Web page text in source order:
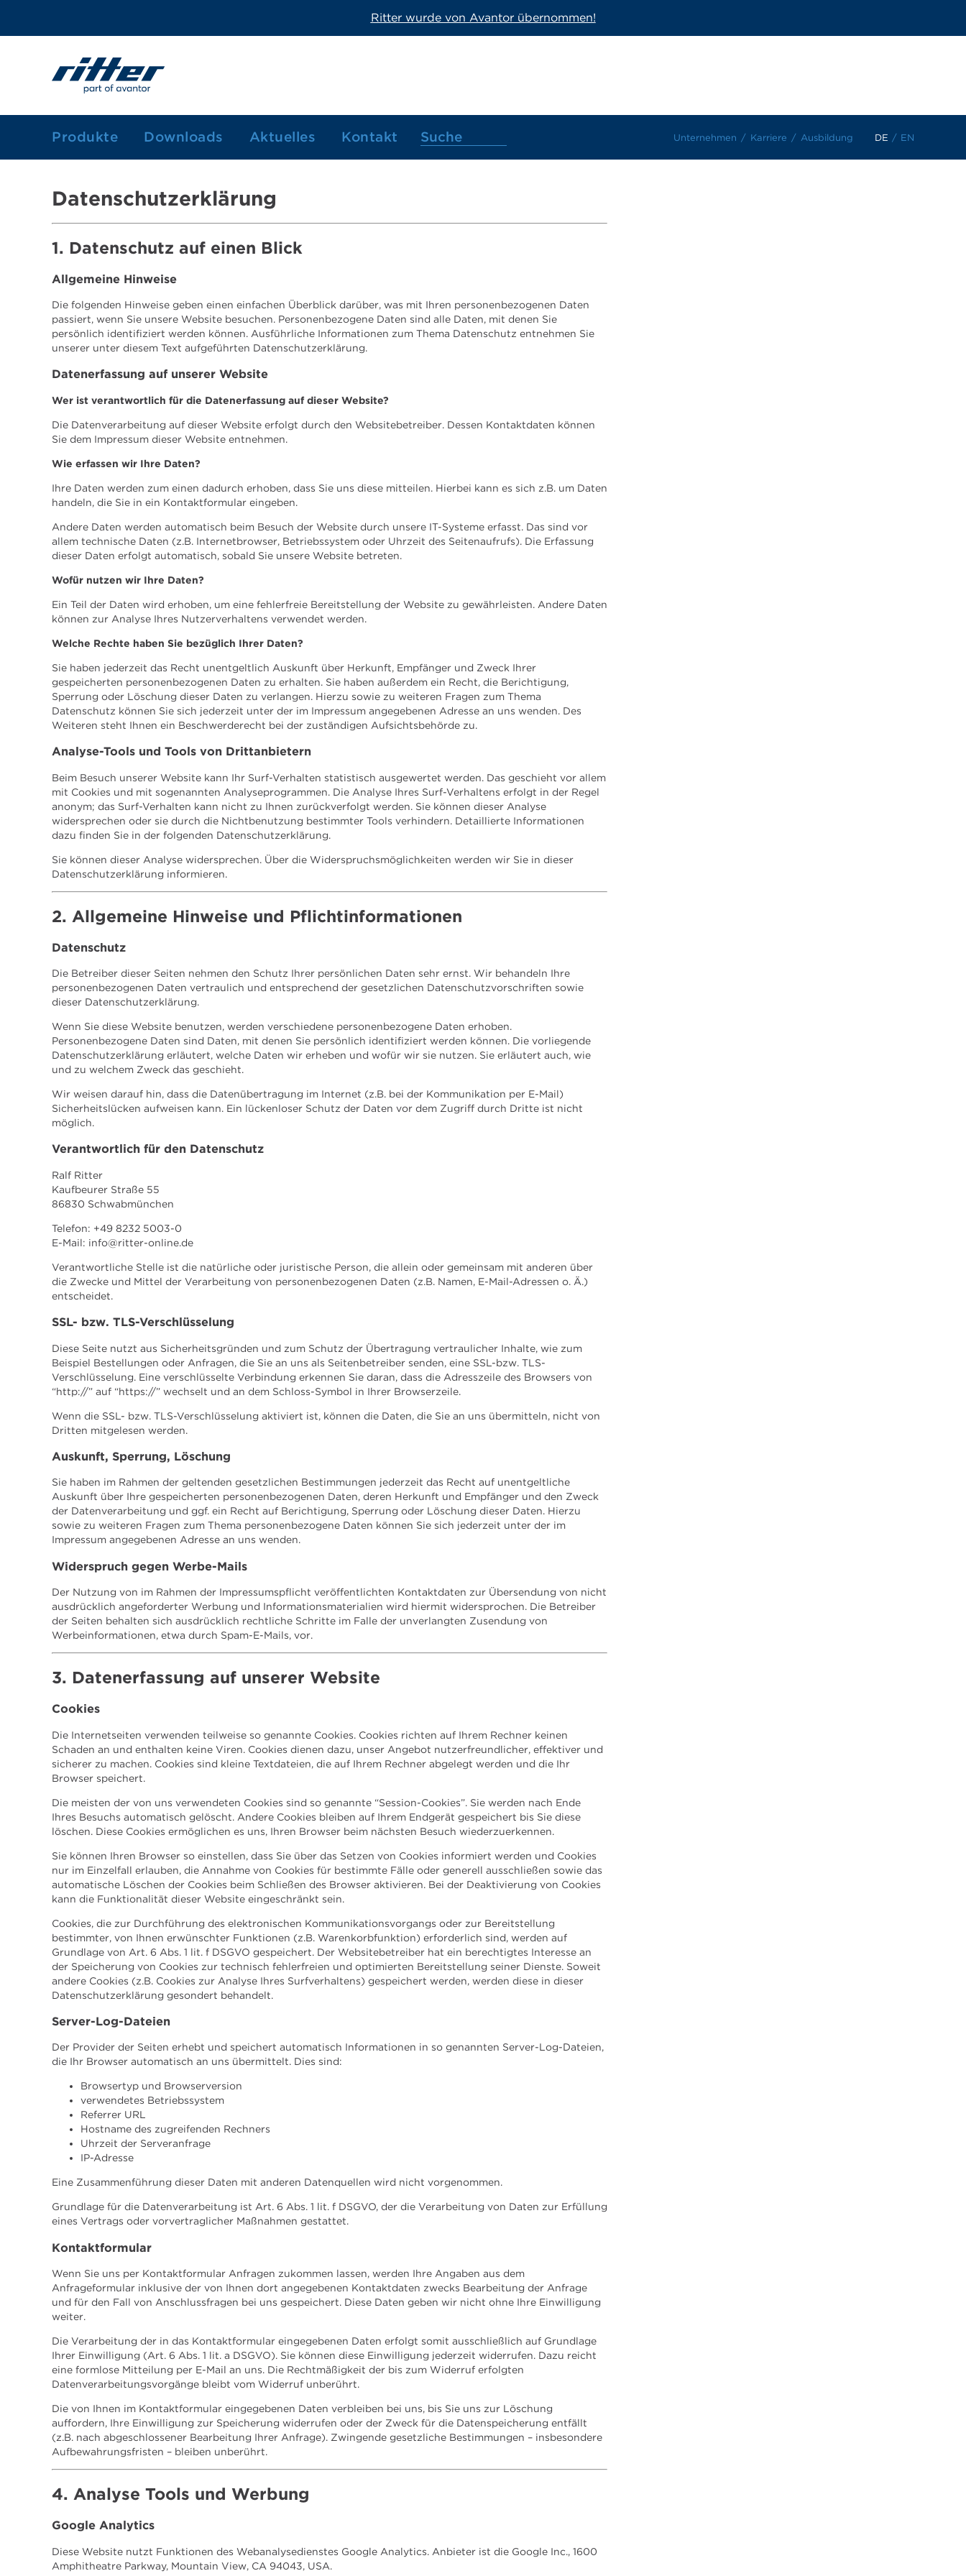
Ritter wurde von Avantor übernommen!
Produkte
2-Komponenten Kartuschen
Farbkartuschen
Fettkartusche
Downloads Aktuelles Kontakt DE / EN
Unternehmen Karriere Ausbildung
Datenschutzerklärung
1. Datenschutz auf einen Blick
Allgemeine Hinweise
Die folgenden Hinweise geben einen einfachen Überblick darüber, was mit Ihren personenbezogenen Daten
passiert, wenn Sie unsere Website besuchen. Personenbezogene Daten sind alle Daten, mit denen Sie
persönlich identifiziert werden können. Ausführliche Informationen zum Thema Datenschutz entnehmen Sie
unserer unter diesem Text aufgeführten Datenschutzerklärung.
Datenerfassung auf unserer Website
Wer ist verantwortlich für die Datenerfassung auf dieser Website?
Die Datenverarbeitung auf dieser Website erfolgt durch den Websitebetreiber. Dessen Kontaktdaten können
Sie dem Impressum dieser Website entnehmen.
Wie erfassen wir Ihre Daten?
Ihre Daten werden zum einen dadurch erhoben, dass Sie uns diese mitteilen. Hierbei kann es sich z.B. um Daten
handeln, die Sie in ein Kontaktformular eingeben.
Andere Daten werden automatisch beim Besuch der Website durch unsere IT-Systeme erfasst. Das sind vor
allem technische Daten (z.B. Internetbrowser, Betriebssystem oder Uhrzeit des Seitenaufrufs). Die Erfassung
dieser Daten erfolgt automatisch, sobald Sie unsere Website betreten.
Wofür nutzen wir Ihre Daten?
Ein Teil der Daten wird erhoben, um eine fehlerfreie Bereitstellung der Website zu gewährleisten. Andere Daten
können zur Analyse Ihres Nutzerverhaltens verwendet werden.
Welche Rechte haben Sie bezüglich Ihrer Daten?
Sie haben jederzeit das Recht unentgeltlich Auskunft über Herkunft, Empfänger und Zweck Ihrer
gespeicherten personenbezogenen Daten zu erhalten. Sie haben außerdem ein Recht, die Berichtigung,
Sperrung oder Löschung dieser Daten zu verlangen. Hierzu sowie zu weiteren Fragen zum Thema
Datenschutz können Sie sich jederzeit unter der im Impressum angegebenen Adresse an uns wenden. Des
Weiteren steht Ihnen ein Beschwerderecht bei der zuständigen Aufsichtsbehörde zu.
Analyse-Tools und Tools von Drittanbietern
Beim Besuch unserer Website kann Ihr Surf-Verhalten statistisch ausgewertet werden. Das geschieht vor allem
mit Cookies und mit sogenannten Analyseprogrammen. Die Analyse Ihres Surf-Verhaltens erfolgt in der Regel
anonym; das Surf-Verhalten kann nicht zu Ihnen zurückverfolgt werden. Sie können dieser Analyse
widersprechen oder sie durch die Nichtbenutzung bestimmter Tools verhindern. Detaillierte Informationen
dazu finden Sie in der folgenden Datenschutzerklärung.
Sie können dieser Analyse widersprechen. Über die Widerspruchsmöglichkeiten werden wir Sie in dieser
Datenschutzerklärung informieren.
2. Allgemeine Hinweise und Pflichtinformationen
Datenschutz
Die Betreiber dieser Seiten nehmen den Schutz Ihrer persönlichen Daten sehr ernst. Wir behandeln Ihre
personenbezogenen Daten vertraulich und entsprechend der gesetzlichen Datenschutzvorschriften sowie
dieser Datenschutzerklärung.
Wenn Sie diese Website benutzen, werden verschiedene personenbezogene Daten erhoben.
Personenbezogene Daten sind Daten, mit denen Sie persönlich identifiziert werden können. Die vorliegende
Datenschutzerklärung erläutert, welche Daten wir erheben und wofür wir sie nutzen. Sie erläutert auch, wie
und zu welchem Zweck das geschieht.
Wir weisen darauf hin, dass die Datenübertragung im Internet (z.B. bei der Kommunikation per E-Mail)
Sicherheitslücken aufweisen kann. Ein lückenloser Schutz der Daten vor dem Zugriff durch Dritte ist nicht
möglich.
Verantwortlich für den Datenschutz
Ralf Ritter
Kaufbeurer Straße 55
86830 Schwabmünchen
Telefon: +49 8232 5003-0
E-Mail: info@ritter-online.de
Verantwortliche Stelle ist die natürliche oder juristische Person, die allein oder gemeinsam mit anderen über
die Zwecke und Mittel der Verarbeitung von personenbezogenen Daten (z.B. Namen, E-Mail-Adressen o. Ä.)
entscheidet.
SSL- bzw. TLS-Verschlüsselung
Diese Seite nutzt aus Sicherheitsgründen und zum Schutz der Übertragung vertraulicher Inhalte, wie zum
Beispiel Bestellungen oder Anfragen, die Sie an uns als Seitenbetreiber senden, eine SSL-bzw. TLS-
Verschlüsselung. Eine verschlüsselte Verbindung erkennen Sie daran, dass die Adresszeile des Browsers von
“http://” auf “https://” wechselt und an dem Schloss-Symbol in Ihrer Browserzeile.
Wenn die SSL- bzw. TLS-Verschlüsselung aktiviert ist, können die Daten, die Sie an uns übermitteln, nicht von
Dritten mitgelesen werden.
Auskunft, Sperrung, Löschung
Sie haben im Rahmen der geltenden gesetzlichen Bestimmungen jederzeit das Recht auf unentgeltliche
Auskunft über Ihre gespeicherten personenbezogenen Daten, deren Herkunft und Empfänger und den Zweck
der Datenverarbeitung und ggf. ein Recht auf Berichtigung, Sperrung oder Löschung dieser Daten. Hierzu
sowie zu weiteren Fragen zum Thema personenbezogene Daten können Sie sich jederzeit unter der im
Impressum angegebenen Adresse an uns wenden.
Widerspruch gegen Werbe-Mails
Der Nutzung von im Rahmen der Impressumspflicht veröffentlichten Kontaktdaten zur Übersendung von nicht
ausdrücklich angeforderter Werbung und Informationsmaterialien wird hiermit widersprochen. Die Betreiber
der Seiten behalten sich ausdrücklich rechtliche Schritte im Falle der unverlangten Zusendung von
Werbeinformationen, etwa durch Spam-E-Mails, vor.
3. Datenerfassung auf unserer Website
Cookies
Die Internetseiten verwenden teilweise so genannte Cookies. Cookies richten auf Ihrem Rechner keinen
Schaden an und enthalten keine Viren. Cookies dienen dazu, unser Angebot nutzerfreundlicher, effektiver und
sicherer zu machen. Cookies sind kleine Textdateien, die auf Ihrem Rechner abgelegt werden und die Ihr
Browser speichert.
Die meisten der von uns verwendeten Cookies sind so genannte “Session-Cookies”. Sie werden nach Ende
Ihres Besuchs automatisch gelöscht. Andere Cookies bleiben auf Ihrem Endgerät gespeichert bis Sie diese
löschen. Diese Cookies ermöglichen es uns, Ihren Browser beim nächsten Besuch wiederzuerkennen.
Sie können Ihren Browser so einstellen, dass Sie über das Setzen von Cookies informiert werden und Cookies
nur im Einzelfall erlauben, die Annahme von Cookies für bestimmte Fälle oder generell ausschließen sowie das
automatische Löschen der Cookies beim Schließen des Browser aktivieren. Bei der Deaktivierung von Cookies
kann die Funktionalität dieser Website eingeschränkt sein.
Cookies, die zur Durchführung des elektronischen Kommunikationsvorgangs oder zur Bereitstellung
bestimmter, von Ihnen erwünschter Funktionen (z.B. Warenkorbfunktion) erforderlich sind, werden auf
Grundlage von Art. 6 Abs. 1 lit. f DSGVO gespeichert. Der Websitebetreiber hat ein berechtigtes Interesse an
der Speicherung von Cookies zur technisch fehlerfreien und optimierten Bereitstellung seiner Dienste. Soweit
andere Cookies (z.B. Cookies zur Analyse Ihres Surfverhaltens) gespeichert werden, werden diese in dieser
Datenschutzerklärung gesondert behandelt.
Server-Log-Dateien
Der Provider der Seiten erhebt und speichert automatisch Informationen in so genannten Server-Log-Dateien,
die Ihr Browser automatisch an uns übermittelt. Dies sind:
Browsertyp und Browserversion
verwendetes Betriebssystem
Referrer URL
Hostname des zugreifenden Rechners
Uhrzeit der Serveranfrage
IP-Adresse
Eine Zusammenführung dieser Daten mit anderen Datenquellen wird nicht vorgenommen.
Grundlage für die Datenverarbeitung ist Art. 6 Abs. 1 lit. f DSGVO, der die Verarbeitung von Daten zur Erfüllung
eines Vertrags oder vorvertraglicher Maßnahmen gestattet.
Kontaktformular
Wenn Sie uns per Kontaktformular Anfragen zukommen lassen, werden Ihre Angaben aus dem
Anfrageformular inklusive der von Ihnen dort angegebenen Kontaktdaten zwecks Bearbeitung der Anfrage
und für den Fall von Anschlussfragen bei uns gespeichert. Diese Daten geben wir nicht ohne Ihre Einwilligung
weiter.
Die Verarbeitung der in das Kontaktformular eingegebenen Daten erfolgt somit ausschließlich auf Grundlage
Ihrer Einwilligung (Art. 6 Abs. 1 lit. a DSGVO). Sie können diese Einwilligung jederzeit widerrufen. Dazu reicht
eine formlose Mitteilung per E-Mail an uns. Die Rechtmäßigkeit der bis zum Widerruf erfolgten
Datenverarbeitungsvorgänge bleibt vom Widerruf unberührt.
Die von Ihnen im Kontaktformular eingegebenen Daten verbleiben bei uns, bis Sie uns zur Löschung
auffordern, Ihre Einwilligung zur Speicherung widerrufen oder der Zweck für die Datenspeicherung entfällt
(z.B. nach abgeschlossener Bearbeitung Ihrer Anfrage). Zwingende gesetzliche Bestimmungen – insbesondere
Aufbewahrungsfristen – bleiben unberührt.
4. Analyse Tools und Werbung
Google Analytics
Diese Website nutzt Funktionen des Webanalysedienstes Google Analytics. Anbieter ist die Google Inc., 1600
Amphitheatre Parkway, Mountain View, CA 94043, USA.